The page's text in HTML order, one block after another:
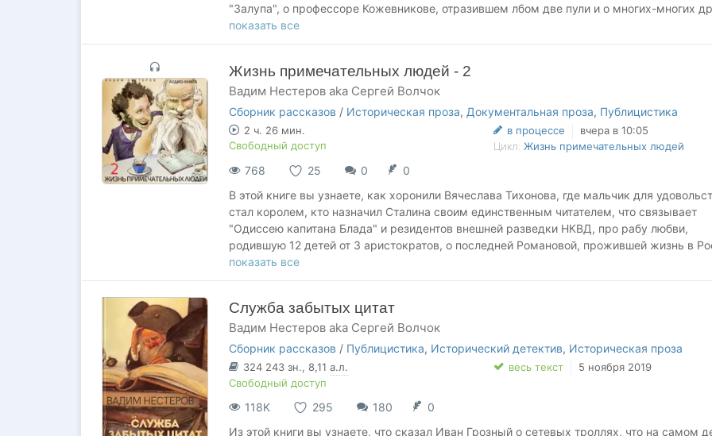
"Залупа", о профессоре Кожевникове, отразившем лбом две пули и о многих-многих
людях, живших на этой Земле.
показать все
Жизнь примечательных людей - 2
Вадим Нестеров aka Сергей Волчок
Сборник рассказов / Историческая проза, Документальная проза, Публицистика
2 ч. 26 мин.
Свободный доступ
в процессе
вчера в 10:05
Цикл: Жизнь примечательных людей
768 25 0
0
В этой книге вы узнаете, как хоронили Вячеслава Тихонова, где мальчик для
стал королем, кто назначил Сталина своим единственным читателем, что связывает
"Одиссею капитана Блада" и резидентов внешней разведки НКВД, про рабу любви,
родившую 12 детей от 3 аристократов, о последней Романовой, прожившей жизнь в
о многих других людях, живших на этой Земле.
показать все
Служба забытых цитат
Вадим Нестеров aka Сергей Волчок
Сборник рассказов / Публицистика, Исторический детектив, Историческая проза
324 243 зн., 8,11 а.л.
Свободный доступ
весь текст 5 ноября 2019
118K 295 180
0
Из этой книги вы узнаете, что сказал Иван Грозный о сетевых троллях, что на самом